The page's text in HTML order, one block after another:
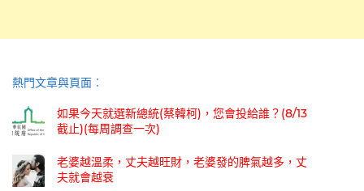
熱門文章與頁面︰
如果今天就選新總統(蔡韓柯)，您會投給誰？(8/13
截止)(每周調查一次)
老婆越溫柔，丈夫越旺財，老婆發的脾氣越多，丈
夫就會越衰